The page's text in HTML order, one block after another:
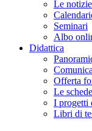
Le notizie
Seminari
Albo
Didattica
Offerta
Le
I progetti
Libri di